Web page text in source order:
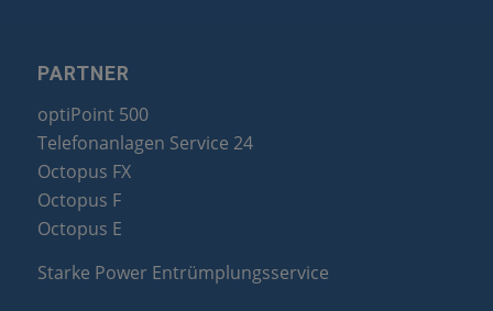
PARTNER
optiPoint 500
Telefonanlagen Service 24
Octopus FX
Octopus F
Octopus E
Starke Power Entrümplungsservice